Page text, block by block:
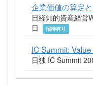
企業価値の算定
日経知的資産経営
日
招待有り
IC Summit:
日独 IC Summit